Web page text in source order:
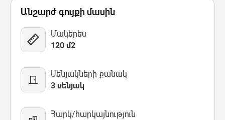
1 Նկար Քարտեզ
Անշարժ գույքի մասին
Մակերես
120 մ2
Սենյակների քանակ
3 սենյակ
Հարկ/հարկայնություն